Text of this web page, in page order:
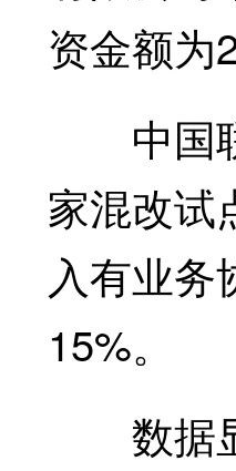
资金额为
中国联
家混改试
入有业
15%。
数据显